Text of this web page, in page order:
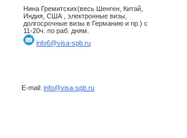
Нина Гремитских(весь Шенген, Китай,
Индия, США , электронные визы,
долгосрочные визы в Германию и пр.) с
11-20ч. по раб. дням.
info6@visa-spb.ru
E-mail: info@visa-spb.ru